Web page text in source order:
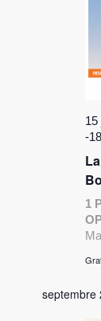
15
-
1
septembre